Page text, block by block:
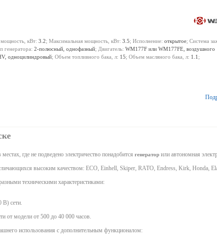
кВт: 3.2; Максимальная мощность, кВт: 3.5; Исполнение: открытое; Система
генератора: 2-полюсный, однофазный; Двигатель: WM177F или WM177FE, воздушного
одноцилиндровый; Объем топливного бака, л: 15; Объем масляного бака, л: 1.1 ;
где не подведено электричество понадобится генератор или автономная
высоким качеством: ECO, Einhell, Skiper, RATO, Endress, Kirk, Honda,
техническими характеристиками:
В) сети.
от модели от 500 до 40 000 часов.
использования с дополнительным функционалом: